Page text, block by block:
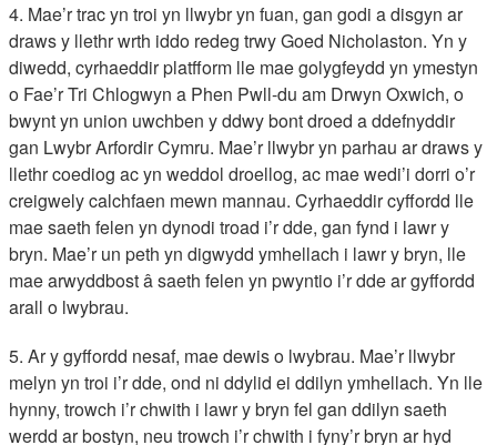
4. Mae’r trac yn troi yn llwybr yn fuan, gan godi a disgyn ar
draws y llethr wrth iddo redeg trwy Goed Nicholaston. Yn y
diwedd, cyrhaeddir platfform lle mae golygfeydd yn ymestyn
o Fae’r Tri Chlogwyn a Phen Pwll-du am Drwyn Oxwich, o
bwynt yn union uwchben y ddwy bont droed a ddefnyddir
gan Lwybr Arfordir Cymru. Mae’r llwybr yn parhau ar draws y
llethr coediog ac yn weddol droellog, ac mae wedi’i dorri o’r
creigwely calchfaen mewn mannau. Cyrhaeddir cyffordd lle
mae saeth felen yn dynodi troad i’r dde, gan fynd i lawr y
bryn. Mae’r un peth yn digwydd ymhellach i lawr y bryn, lle
mae arwyddbost â saeth felen yn pwyntio i’r dde ar gyffordd
arall o lwybrau.
5. Ar y gyffordd nesaf, mae dewis o lwybrau. Mae’r llwybr
melyn yn troi i’r dde, ond ni ddylid ei ddilyn ymhellach. Yn lle
hynny, trowch i’r chwith i lawr y bryn fel gan ddilyn saeth
werdd ar bostyn, neu trowch i’r chwith i fyny’r bryn ar hyd